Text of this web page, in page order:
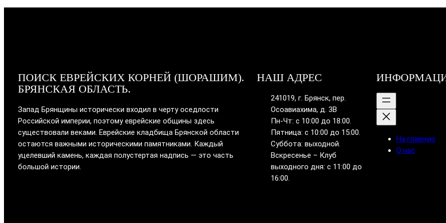
ПОИСК ЕВРЕЙСКИХ КОРНЕЙ (ШОРАШИМ).
БРЯНСКАЯ ОБЛАСТЬ.
Запад Брянщины исторически входил в черту оседлости
Российской империи, поэтому еврейские общины здесь
существовали веками. Еврейские кладбища Брянской области
остаются важными историческими памятниками. Каждый
уцелевший камень, каждая полустертая надпись — это часть
большой истории.
НАШ АДРЕС
241019, г. Брянск, пер.
Осоавиахима, д. 3В
Пн-Чт: с 10:00 до 18:00.
Пятница: с 10:00 до 15:00.
Суббота: выходной.
Вскресенье – Клуб
выходного дня: с 11:00 до
16:00.
На главную
О нас